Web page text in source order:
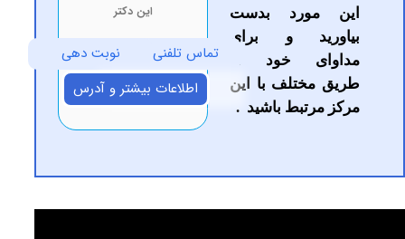
بدست
و برای
خود از
با این
باشید .
این دکتر
تماس تلفنی
نوبت دهی
اطلاعات بیشتر و آدرس